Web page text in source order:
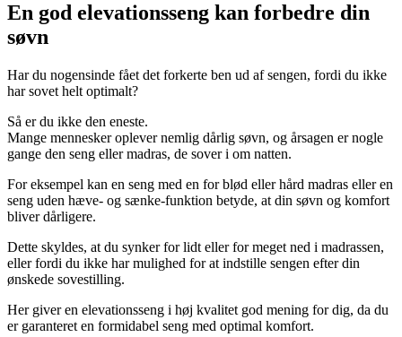
En god elevationsseng kan forbedre din
søvn
Har du nogensinde fået det forkerte ben ud af sengen, fordi du ikke
har sovet helt optimalt?
Så er du ikke den eneste.
Mange mennesker oplever nemlig dårlig søvn, og årsagen er nogle
gange den seng eller madras, de sover i om natten.
For eksempel kan en seng med en for blød eller hård madras eller en
seng uden hæve- og sænke-funktion betyde, at din søvn og komfort
bliver dårligere.
Dette skyldes, at du synker for lidt eller for meget ned i madrassen,
eller fordi du ikke har mulighed for at indstille sengen efter din
ønskede sovestilling.
Her giver en elevationsseng i høj kvalitet god mening for dig, da du
er garanteret en formidabel seng med optimal komfort.